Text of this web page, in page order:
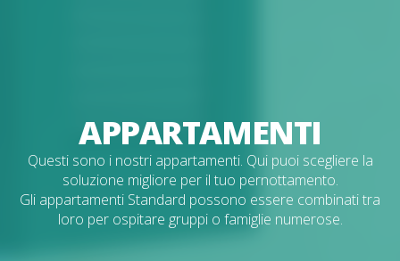
APPARTAMENTI
Questi sono i nostri appartamenti. Qui puoi scegliere la
soluzione migliore per il tuo pernottamento.
Gli appartamenti Standard possono essere combinati tra
loro per ospitare gruppi o famiglie numerose.